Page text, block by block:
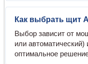
Как выбрать щит
Выбор зависит от
или
оптимальное